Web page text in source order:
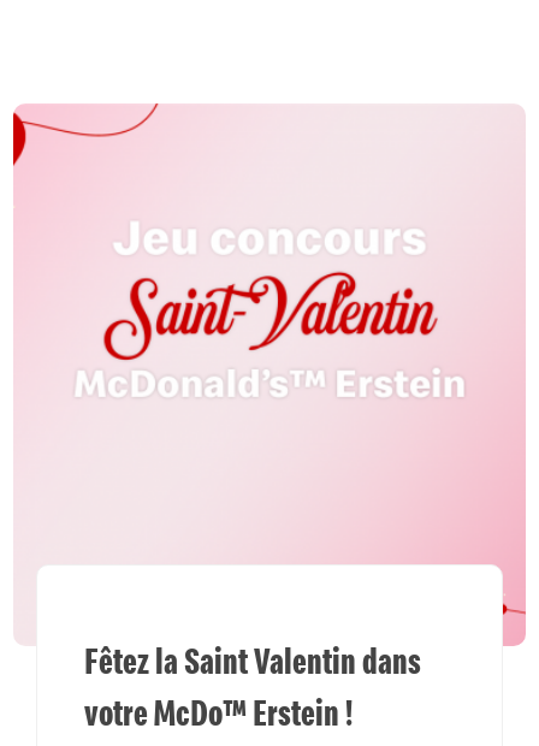
Fêtez la Saint Valentin dans
votre McDo™ Erstein !